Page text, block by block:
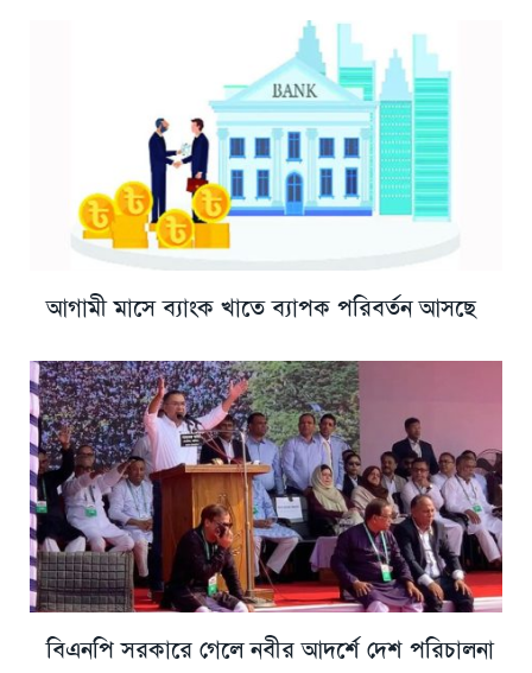
আগামী মাসে ব্যাংক খাতে ব্যাপক পরিবর্তন আসছে
বিএনপি সরকারে গেলে নবীর আদর্শে দেশ পরিচালনা